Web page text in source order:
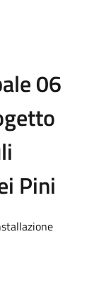
06
Pini